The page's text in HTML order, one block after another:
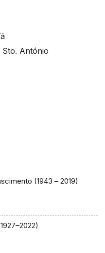
António
(1943 – 2019)